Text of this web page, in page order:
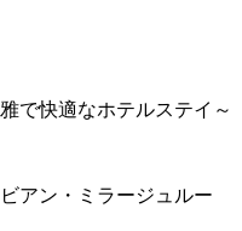
で快適なホテルステイ～
アン・ミラージュルー